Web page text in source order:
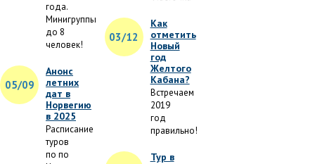
года.
Минигруппы
до 8
человек!
05/09
Анонс
летних
дат в
Норвегию
в 2025
Расписание
туров
по по
03/12
Как
отметить
Новый
год
Желтого
Кабана?
Встречаем
2019
год
правильно!
Тур в